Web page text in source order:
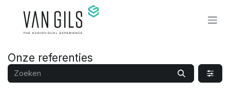
Onze referenties